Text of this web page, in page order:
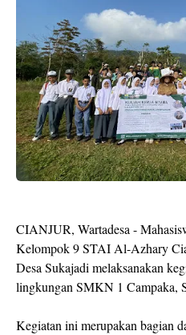
CIANJUR, Wartadesa -
Kelompok 9 STAI Al-Azhary
Desa Sukajadi melaksanakan
lingkungan SMKN 1 Campaka,
Kegiatan ini merupakan bagian